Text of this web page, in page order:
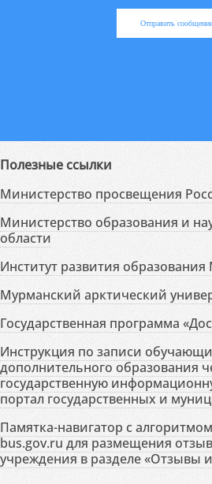
Отправить сообщение
Полезные ссылки
Министерство просвещения
Министерство образования и
области
Институт развития
Мурманский арктический
Государственная программа
Инструкция по записи
дополнительного образования
государственную
портал государственных и
Памятка-навигатор с
bus.gov.ru для размещения
учреждения в разделе «Отзывы